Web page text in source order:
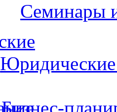
Семинары
Юридические